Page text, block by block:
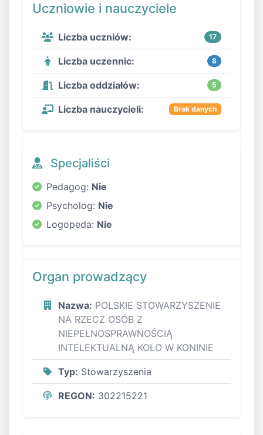
Uczniowie i nauczyciele
Liczba uczniów: 17
Liczba uczennic: 8
Liczba oddziałów: 5
Liczba nauczycieli: Brak danych
Specjaliści
Pedagog: Nie
Psycholog: Nie
Logopeda: Nie
Organ prowadzący
Nazwa: POLSKIE STOWARZYSZENIE
NA RZECZ OSÓB Z
NIEPEŁNOSPRAWNOŚCIĄ
INTELEKTUALNĄ KOŁO W KONINIE
Typ: Stowarzyszenia
REGON: 302215221